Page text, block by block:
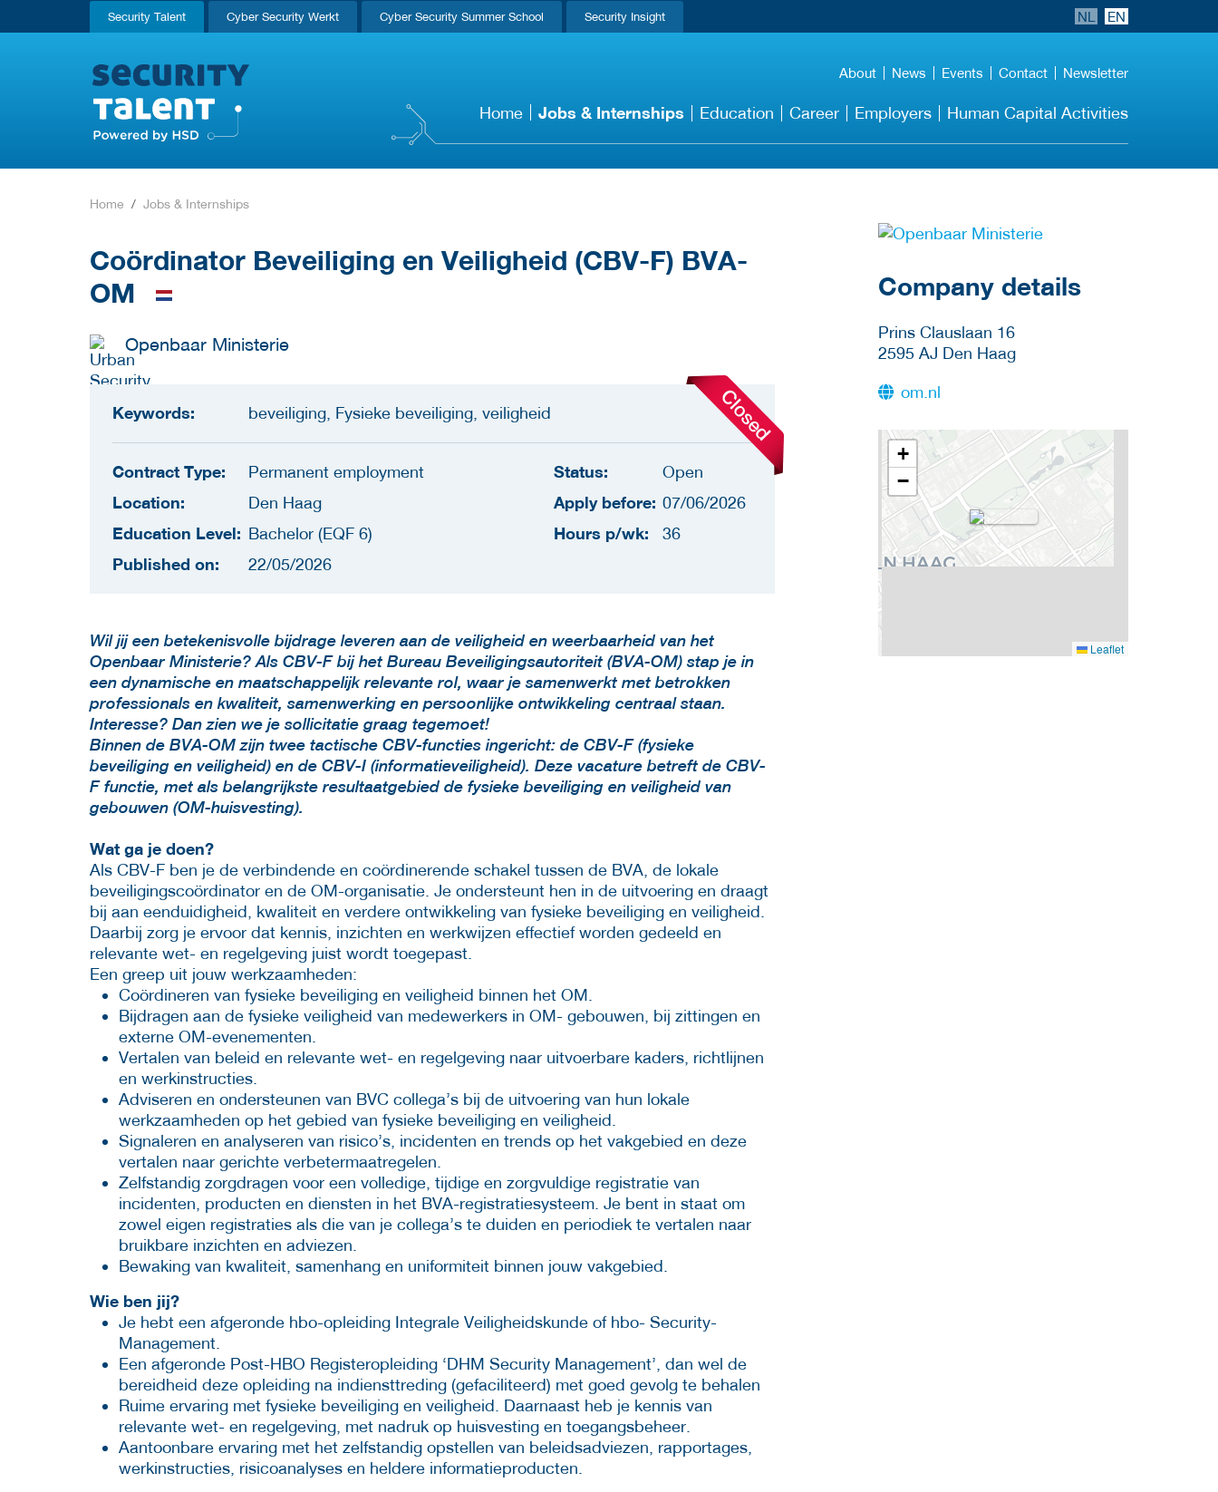
Security Talent Cyber Security Werkt Cyber Security Summer School Security Insight NL EN
About News Events Contact Newsletter
Home Jobs & Internships Education Career Employers Human Capital Activities
Home Jobs & Internships
Coördinator Beveiliging en Veiligheid (CBV-F) BVA-
OM
Openbaar Ministerie
Keywords: beveiliging, Fysieke beveiliging, veiligheid
Contract Type: Permanent employment
Location: Den Haag
Education Level: Bachelor (EQF 6)
Published on: 22/05/2026
Status: Open
Apply before: 07/06/2026
Hours p/wk: 36
Wil jij een betekenisvolle bijdrage leveren aan de veiligheid en weerbaarheid van het
Openbaar Ministerie? Als CBV-F bij het Bureau Beveiligingsautoriteit (BVA-OM) stap je in
een dynamische en maatschappelijk relevante rol, waar je samenwerkt met betrokken
professionals en kwaliteit, samenwerking en persoonlijke ontwikkeling centraal staan.
Interesse? Dan zien we je sollicitatie graag tegemoet!
Binnen de BVA-OM zijn twee tactische CBV-functies ingericht: de CBV-F (fysieke
beveiliging en veiligheid) en de CBV-I (informatieveiligheid). Deze vacature betreft de CBV-
F functie, met als belangrijkste resultaatgebied de fysieke beveiliging en veiligheid van
gebouwen (OM-huisvesting).
Wat ga je doen?
Als CBV-F ben je de verbindende en coördinerende schakel tussen de BVA, de lokale
beveiligingscoördinator en de OM-organisatie. Je ondersteunt hen in de uitvoering en draagt
bij aan eenduidigheid, kwaliteit en verdere ontwikkeling van fysieke beveiliging en veiligheid.
Daarbij zorg je ervoor dat kennis, inzichten en werkwijzen effectief worden gedeeld en
relevante wet- en regelgeving juist wordt toegepast.
Een greep uit jouw werkzaamheden:
Coördineren van fysieke beveiliging en veiligheid binnen het OM.
Bijdragen aan de fysieke veiligheid van medewerkers in OM- gebouwen, bij zittingen en
externe OM-evenementen.
Vertalen van beleid en relevante wet- en regelgeving naar uitvoerbare kaders, richtlijnen
en werkinstructies.
Adviseren en ondersteunen van BVC collega’s bij de uitvoering van hun lokale
werkzaamheden op het gebied van fysieke beveiliging en veiligheid.
Signaleren en analyseren van risico’s, incidenten en trends op het vakgebied en deze
vertalen naar gerichte verbetermaatregelen.
Zelfstandig zorgdragen voor een volledige, tijdige en zorgvuldige registratie van
incidenten, producten en diensten in het BVA-registratiesysteem. Je bent in staat om
zowel eigen registraties als die van je collega’s te duiden en periodiek te vertalen naar
bruikbare inzichten en adviezen.
Bewaking van kwaliteit, samenhang en uniformiteit binnen jouw vakgebied.
Wie ben jij?
Je hebt een afgeronde hbo-opleiding Integrale Veiligheidskunde of hbo- Security-
Management.
Een afgeronde Post-HBO Registeropleiding ‘DHM Security Management’, dan wel de
bereidheid deze opleiding na indiensttreding (gefaciliteerd) met goed gevolg te behalen
Ruime ervaring met fysieke beveiliging en veiligheid. Daarnaast heb je kennis van
relevante wet- en regelgeving, met nadruk op huisvesting en toegangsbeheer.
Aantoonbare ervaring met het zelfstandig opstellen van beleidsadviezen, rapportages,
werkinstructies, risicoanalyses en heldere informatieproducten.
More Employer
Company details
Prins Clauslaan 16
2595 AJ Den Haag
om.nl
+
−
Leaflet